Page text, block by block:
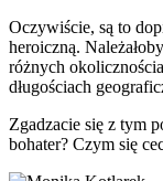
Oczywiście, są to
heroiczną.
różnych
długościach
Zgadzacie się z tym
bohater? Czym się